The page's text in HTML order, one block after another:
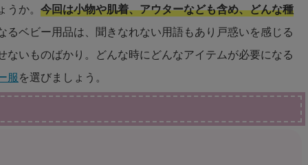
か。 今回は小物や肌着、アウターなども含め、どんな種
るベビー用品は、聞きなれない用語もあり戸惑いを感じる
いものばかり。どんな時にどんなアイテムが必要になる
服を選びましょう。